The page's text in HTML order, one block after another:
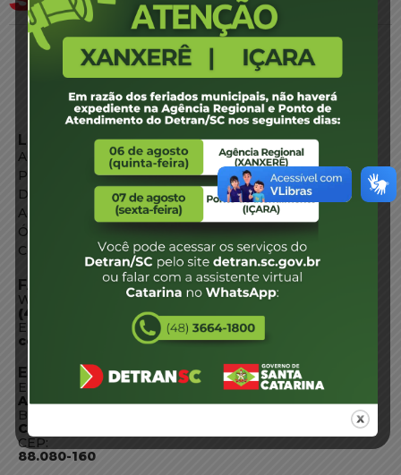
LINKS EXTERNOS
Agência de Notícias
Portal de Serviços
Diário Oficial
Acesso à Informação
Órgãos do Governo
Conheça SC
FALE CONOSCO
WhatsApp:
(48) 3664-1800
E-mail:
centraldeinformacoes@detran.sc.gov.br
ENDEREÇO
Endereço:
Av. Almirante Tamandaré - 480
Bairro:
Coqueiros, Florianópolis SC
CEP:
88.080-160